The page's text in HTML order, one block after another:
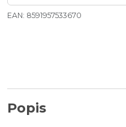
EAN: 8591957533670
Popis